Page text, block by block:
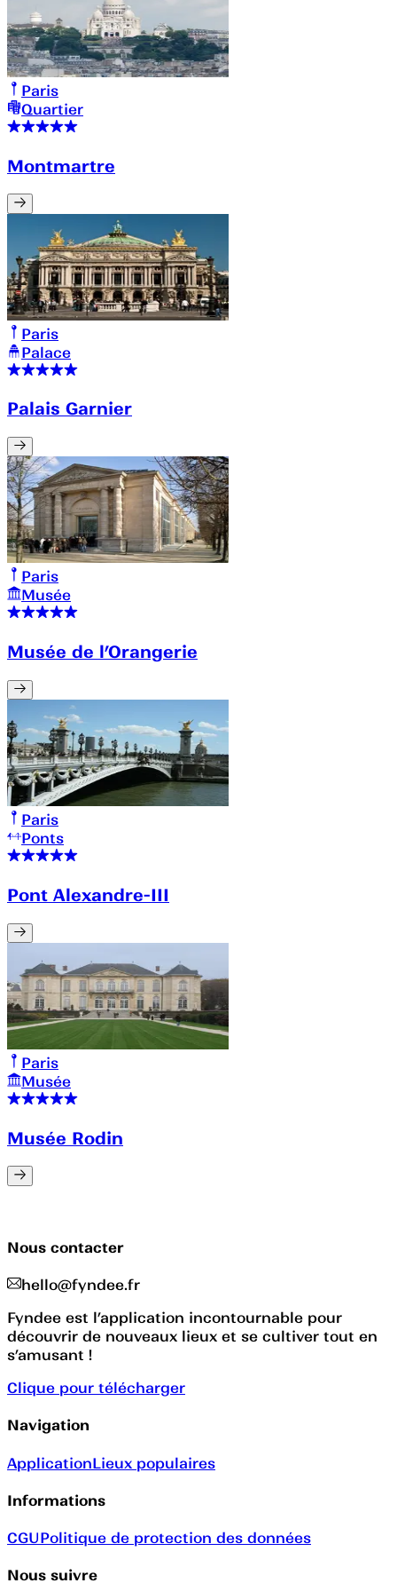
Paris
Quartier
Montmartre
Paris
Palace
Palais Garnier
Paris
Musée
Musée de l’Orangerie
Paris
Ponts
Pont Alexandre-III
Paris
Musée
Musée Rodin
Nous contacter
hello@fyndee.fr
Fyndee est l’application incontournable pour
découvrir de nouveaux lieux et se cultiver tout en
s’amusant !
Clique pour télécharger
Navigation
ApplicationLieux populaires
Informations
CGUPolitique de protection des données
Nous suivre